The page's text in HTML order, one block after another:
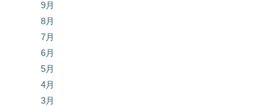
9月
8月
7月
6月
5月
4月
3月